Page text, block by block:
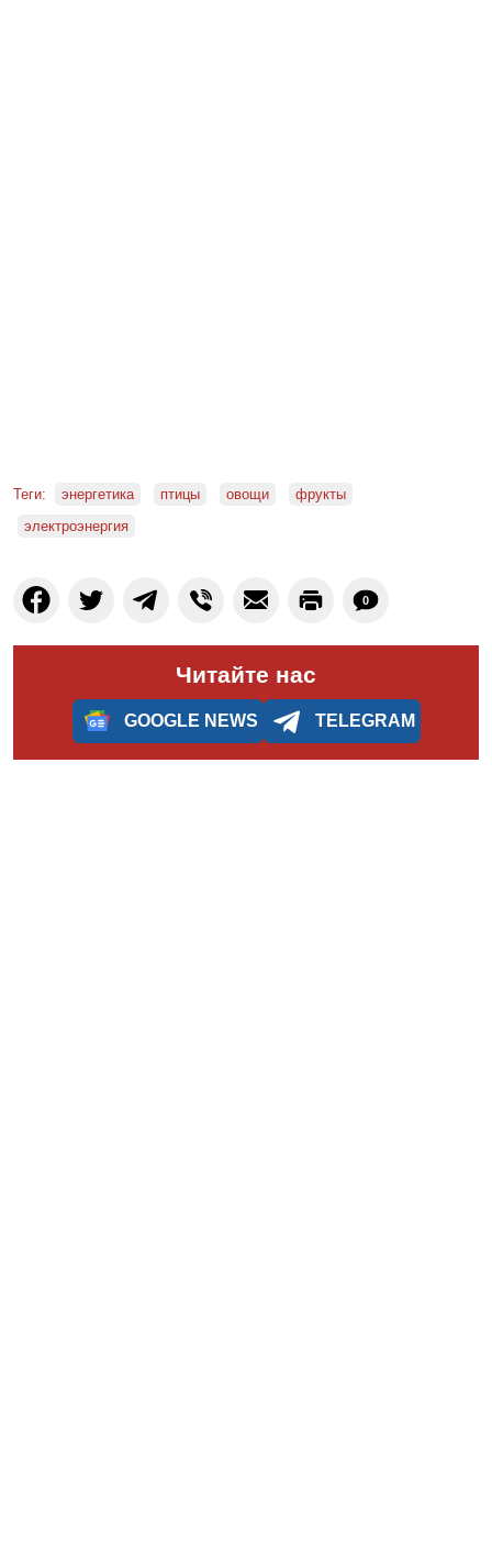
Теги: энергетика птицы овощи
фрукты
электроэнергия
0
Читайте нас
GOOGLE NEWS TELEGRAM